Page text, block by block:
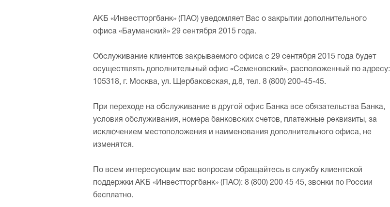
АКБ «Инвестторгбанк» (ПАО) уведомляет Вас о закрытии дополнительного
офиса «Бауманский» 29 сентября 2015 года.
Обслуживание клиентов закрываемого офиса с 29 сентября 2015 года будет
осуществлять дополнительный офис «Семеновский», расположенный по адресу:
105318, г. Москва, ул. Щербаковская, д.8, тел. 8 (800) 200-45-45.
При переходе на обслуживание в другой офис Банка все обязательства Банка,
условия обслуживания, номера банковских счетов, платежные реквизиты, за
исключением местоположения и наименования дополнительного офиса, не
изменятся.
По всем интересующим вас вопросам обращайтесь в службу клиентской
поддержки АКБ «Инвестторгбанк» (ПАО): 8 (800) 200 45 45, звонки по России
бесплатно.